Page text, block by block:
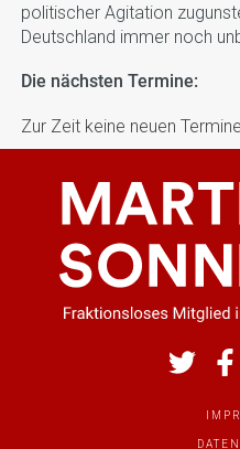
politischer Agitation
Deutschland immer noch
Die nächsten Termine:
Zur Zeit keine neuen Termine.